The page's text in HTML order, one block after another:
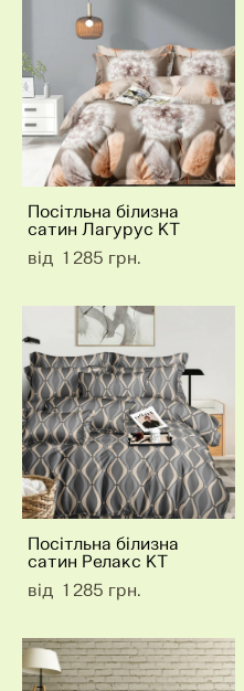
Посітльна білизна
сатин Лагурус КТ
від 1 285 грн.
Посітльна білизна
сатин Релакс КТ
від 1 285 грн.